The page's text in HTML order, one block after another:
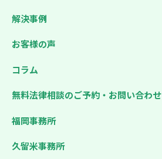
解決事例
お客様の声
コラム
無料法律相談のご予約・お問い合わせ
福岡事務所
久留米事務所